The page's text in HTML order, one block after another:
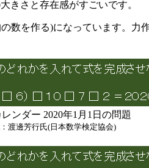
きさと存在感がすごいです。
を作る)になっています。力
ンダー 2020年1月1日の問題
渡邊芳行氏(日本数学検定協会)